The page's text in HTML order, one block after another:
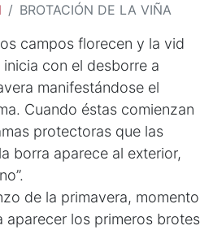
BROTACIÓN DE LA VIÑA
campos florecen y la vid
con el desborre a
manifestándose el
Cuando éstas comienzan
protectoras que las
borra aparece al exterior,
de la primavera, momento
aparecer los primeros brotes